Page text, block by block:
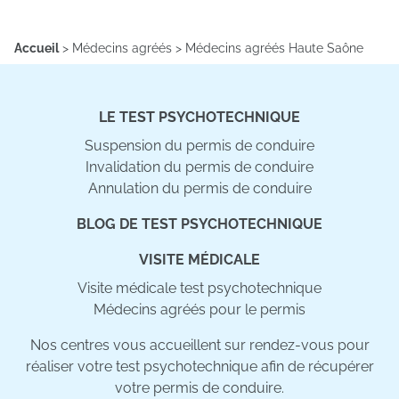
Accueil> Médecins agréés > Médecins agréés Haute Saône
LE TEST PSYCHOTECHNIQUE
Suspension du permis de conduire
Invalidation du permis de conduire
Annulation du permis de conduire
BLOG DE TEST PSYCHOTECHNIQUE
VISITE MÉDICALE
Visite médicale test psychotechnique
Médecins agréés pour le permis
Nos centres vous accueillent sur rendez-vous pour
réaliser votre test psychotechnique afin de récupérer
votre permis de conduire.